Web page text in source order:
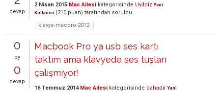
cevap
2 Nisan 2015 Mac Ailesi kategorisinde Uyildiz Yeni
Kullanıcı (210 puan) tarafından soruldu
klavye-macpro-2012
0
oy
0
cevap
Macbook Pro ya usb ses kartı
taktım ama klavyede ses tuşları
çalışmıyor!
16 Temmuz 2014 Mac Ailesi kategorisinde bahadir Yeni